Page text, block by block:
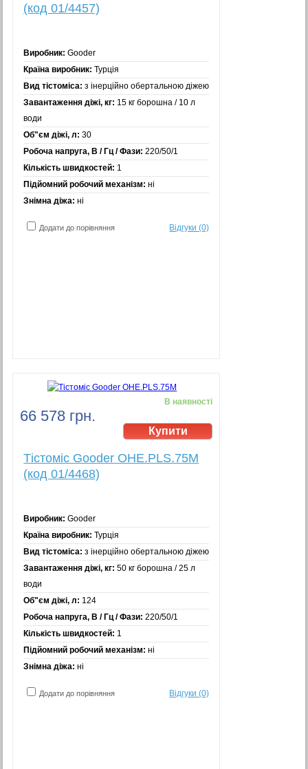
(код 01/4457)
Виробник: Gooder
Країна виробник: Турція
Вид тістоміса: з інерційно обертальною діжею
Завантаження діжі, кг: 15 кг борошна / 10 л
води
Об"єм діжі, л: 30
Робоча напруга, В / Гц / Фази: 220/50/1
Кількість швидкостей: 1
Підйомний робочий механізм: ні
Знімна діжа: ні
Додати до порівняння Відгуки (0)
66 578 грн.
В наявності
Тістоміс Gooder OHE.PLS.75M
(код 01/4468)
Виробник: Gooder
Країна виробник: Турція
Вид тістоміса: з інерційно обертальною діжею
Завантаження діжі, кг: 50 кг борошна / 25 л
води
Об"єм діжі, л: 124
Робоча напруга, В / Гц / Фази: 220/50/1
Кількість швидкостей: 1
Підйомний робочий механізм: ні
Знімна діжа: ні
Додати до порівняння Відгуки (0)